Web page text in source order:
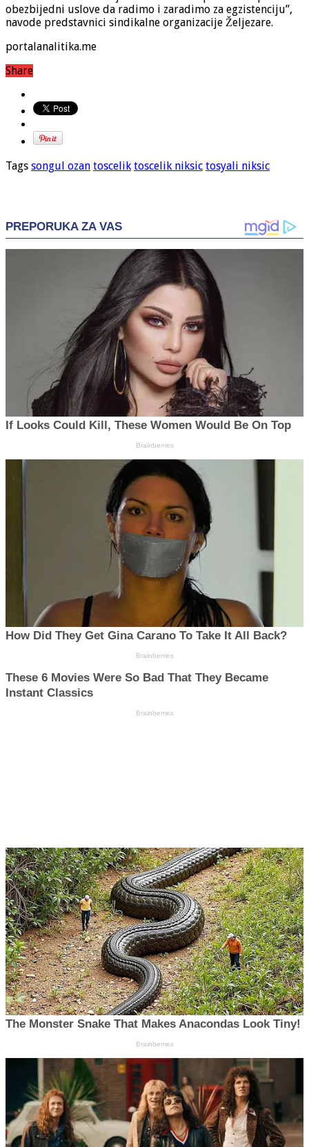
obezbijedni uslove da radimo i zaradimo za egzistenciju”,
navode predstavnici sindikalne organizacije Željezare.
portalanalitika.me
Share
Tags songul ozan toscelik toscelik niksic tosyali niksic